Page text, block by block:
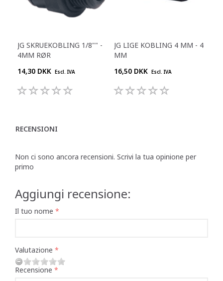
JG SKRUEKOBLING 1/8"" -
4MM RØR
14,30 DKK Escl. IVA
JG LIGE KOBLING 4 MM - 4
MM
16,50 DKK Escl. IVA
RECENSIONI
Non ci sono ancora recensioni. Scrivi la tua opinione per
primo
Aggiungi recensione:
Il tuo nome
Valutazione
Recensione